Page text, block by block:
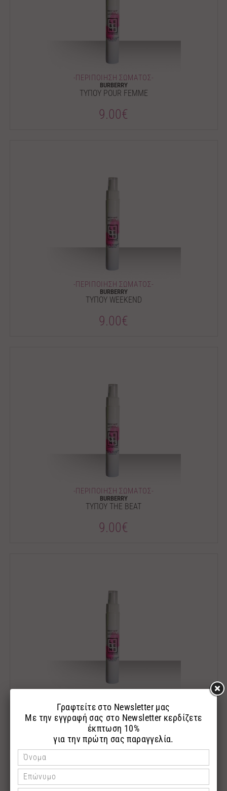
-ΠΕΡΙΠΟΙΗΣΗ ΣΩΜΑΤΟΣ-
BURBERRY
ΤΥΠΟΥ POUR FEMME
9.00€
-ΠΕΡΙΠΟΙΗΣΗ ΣΩΜΑΤΟΣ-
BURBERRY
ΤΥΠΟΥ WEEKEND
9.00€
-ΠΕΡΙΠΟΙΗΣΗ ΣΩΜΑΤΟΣ-
BURBERRY
ΤΥΠΟΥ THE BEAT
9.00€
BURBERRY
ΤΥΠΟΥ LONDON LADY
9.00€